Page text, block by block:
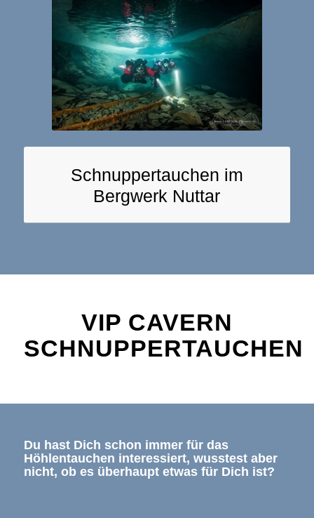
Schnuppertauchen im
Bergwerk Nuttar
VIP CAVERN
SCHNUPPERTAUCHEN
Du hast Dich schon immer für das
Höhlentauchen interessiert, wusstest aber
nicht, ob es überhaupt etwas für Dich ist?